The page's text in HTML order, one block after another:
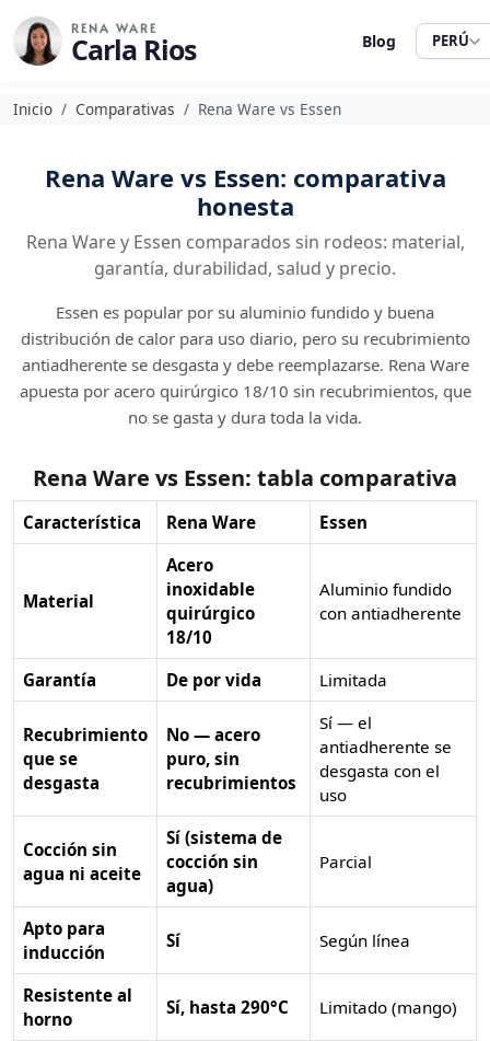
RENA WARE
Carla Rios Blog PERÚ
Inicio Comparativas Rena Ware vs Essen
Rena Ware vs Essen: comparativa
honesta
Rena Ware y Essen comparados sin rodeos: material,
garantía, durabilidad, salud y precio.
Essen es popular por su aluminio fundido y buena
distribución de calor para uso diario, pero su recubrimiento
antiadherente se desgasta y debe reemplazarse. Rena Ware
apuesta por acero quirúrgico 18/10 sin recubrimientos, que
no se gasta y dura toda la vida.
Rena Ware vs Essen: tabla comparativa
Característica Rena Ware Essen
Material
Acero
inoxidable
quirúrgico
18/10
Aluminio fundido
con antiadherente
Garantía De por vida Limitada
Recubrimiento
que se
desgasta
No — acero
puro, sin
recubrimientos
Sí — el
antiadherente se
desgasta con el
uso
Cocción sin
agua ni aceite
Sí (sistema de
cocción sin
agua)
Parcial
Apto para
inducción
Sí Según línea
Resistente al
horno
Sí, hasta 290°C Limitado (mango)